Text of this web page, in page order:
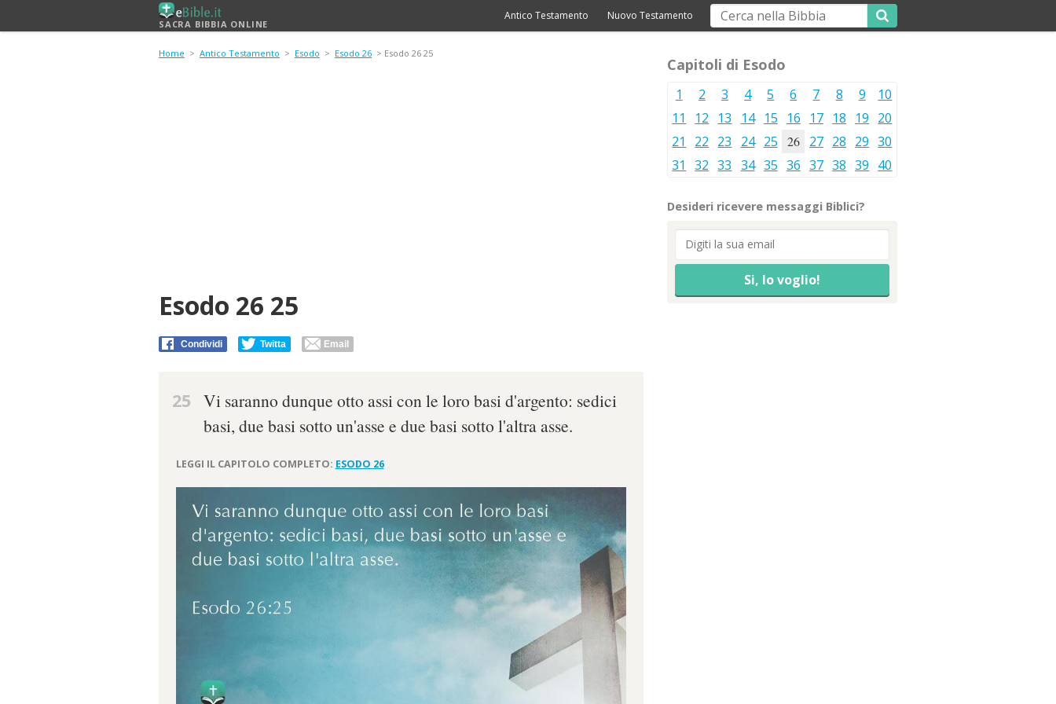
SACRA BIBBIA ONLINE
Antico Testamento Nuovo Testamento
Home > Antico Testamento > Esodo > Esodo 26 > Esodo 26 25
Esodo 26 25
Condividi Twitta Email
25 Vi saranno dunque otto assi con le loro basi d'argento: sedici
basi, due basi sotto un'asse e due basi sotto l'altra asse.
LEGGI IL CAPITOLO COMPLETO: ESODO 26
Capitoli di Esodo
1 2 3 4 5 6 7 8 9
10
11
12 13 14 15 16 17 18 19 20
21
22 23 24 25 26 27 28 29 30
31
32 33 34 35 36 37 38 39 40
Desideri ricevere messaggi Biblici?